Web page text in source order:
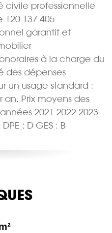
civile professionnelle
120 137 405
garantit et
à la charge du
des dépenses
un usage standard :
an. Prix moyens des
2021 2022 2023
: D GES : B